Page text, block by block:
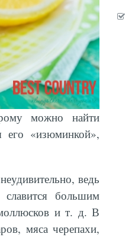
можно найти
его «изюминкой»,
ведь
большим
и т. д. В
мяса черепахи,